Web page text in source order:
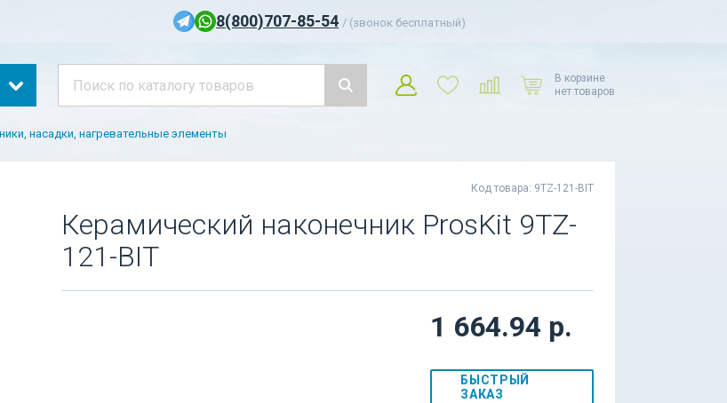
8(800)707-85-54 / (звонок бесплатный)
В корзине
нет товаров
насадки, нагревательные элементы
Код товара: 9TZ-121-BIT
Керамический наконечник ProsKit 9TZ-
121-BIT
1 664.94 р.
БЫСТРЫЙ
ЗАКАЗ